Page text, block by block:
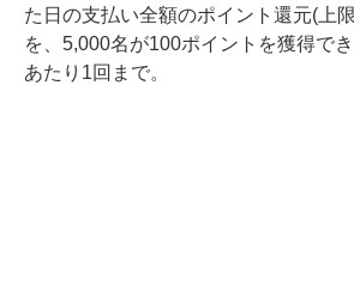
た日の支払い全額のポイント還元(上
を、5,000名が100ポイントを獲得で
あたり1回まで。